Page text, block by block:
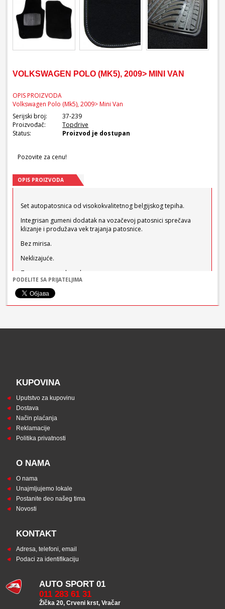
VOLKSWAGEN POLO (MK5), 2009> MINI VAN
OPIS PROIZVODA
Volkswagen Polo (Mk5), 2009> Mini Van
Serijski broj:
37-239
Proizvođač:
Topdrive
Status:
Proizvod je dostupan
Pozovite za cenu!
OPIS PROIZVODA
Set autopatosnica od visokokvalitetnog belgijskog tepiha.
Integrisan gumeni dodatak na vozačevoj patosnici sprečava
klizanje i produžava vek trajanja patosnice.
Bez mirisa.
Neklizajuće.
Za sve vremenske uslove.
Za svaki model automobila poseban odgovarajući set
patosnica.
PODELITE SA PRIJATELJIMA
KUPOVINA
Uputstvo za kupovinu
Dostava
Način plaćanja
Reklamacije
Politika privatnosti
O NAMA
O nama
Unajmljujemo lokale
Postanite deo našeg tima
Novosti
KONTAKT
Adresa, telefoni, email
Podaci za identifikaciju
AUTO SPORT 01
011 283 61 31
Žička 20, Crveni krst, Vračar